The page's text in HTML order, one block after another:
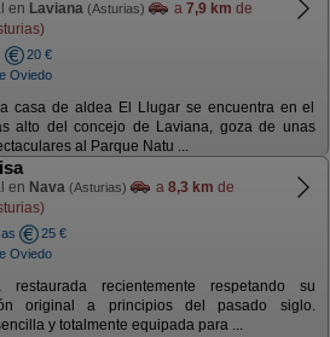
en Laviana (Asturias) a 7,9 km de
20 €
Oviedo
casa de aldea El Llugar se encuentra en el
alto del concejo de Laviana, goza de unas
al Parque Natu ...
en Nava (Asturias) a 8,3 km de
25 €
Oviedo
restaurada recientemente respetando su
original a principios del pasado siglo.
y totalmente equipada para ...